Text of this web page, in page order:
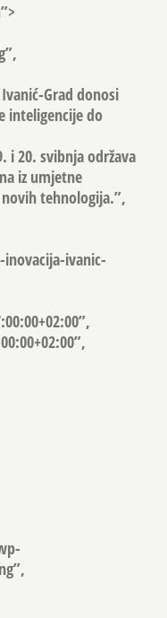
Grad donosi
inteligencije do
i 20. svibnja održava
iz umjetne
tehnologija.”,
ivanic-